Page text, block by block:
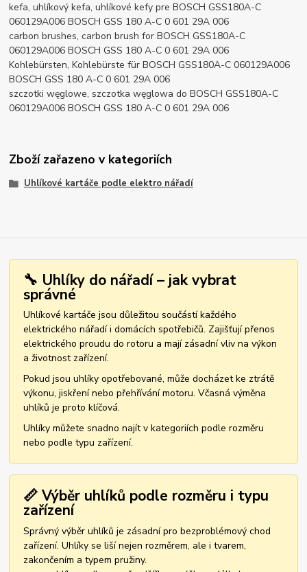
kefa, uhlíkový kefa, uhlíkové kefy pre BOSCH GSS180A-C
060129A006 BOSCH GSS 180 A-C 0 601 29A 006
carbon brushes, carbon brush for BOSCH GSS180A-C
060129A006 BOSCH GSS 180 A-C 0 601 29A 006
Kohlebürsten, Kohlebürste für BOSCH GSS180A-C 060129A006
BOSCH GSS 180 A-C 0 601 29A 006
szczotki węglowe, szczotka węglowa do BOSCH GSS180A-C
060129A006 BOSCH GSS 180 A-C 0 601 29A 006
Zboží zařazeno v kategoriích
Uhlíkové kartáče podle elektro nářadí
🔧 Uhlíky do nářadí – jak vybrat
správné
Uhlíkové kartáče jsou důležitou součástí každého
elektrického nářadí i domácích spotřebičů. Zajišťují přenos
elektrického proudu do rotoru a mají zásadní vliv na výkon
a životnost zařízení.
Pokud jsou uhlíky opotřebované, může docházet ke ztrátě
výkonu, jiskření nebo přehřívání motoru. Včasná výměna
uhlíků je proto klíčová.
Uhlíky můžete snadno najít v kategoriích podle rozměru
nebo podle typu zařízení.
📏 Výběr uhlíků podle rozměru i typu
zařízení
Správný výběr uhlíků je zásadní pro bezproblémový chod
zařízení. Uhlíky se liší nejen rozměrem, ale i tvarem,
zakončením a typem pružiny.